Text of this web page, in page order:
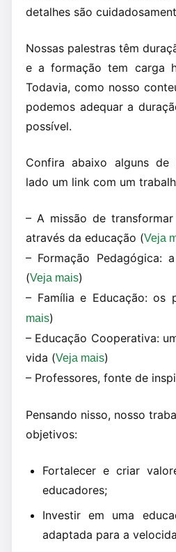
detalhes são
Nossas palestras têm
e a formação tem carga
Todavia, como nosso
podemos adequar a
possível.
Confira abaixo alguns
lado um link com um
– A missão de
através da educação (Veja
– Formação Pedagógica:
(Veja mais)
– Família e Educação: os
mais)
– Educação Cooperativa:
vida (Veja mais)
– Professores, fonte de
Pensando nisso, nosso
objetivos:
Fortalecer e criar
educadores;
Investir em uma
adaptada para a